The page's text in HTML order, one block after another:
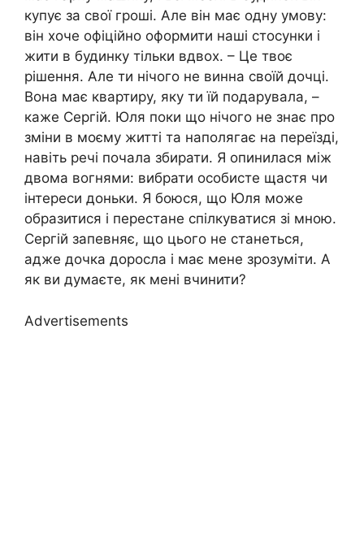
купує за свої гроші. Але він має одну умову:
він хоче офіційно оформити наші стосунки і
жити в будинку тільки вдвох. – Це твоє
рішення. Але ти нічого не винна своїй дочці.
Вона має квартиру, яку ти їй подарувала, –
каже Сергій. Юля поки що нічого не знає про
зміни в моєму житті та наполягає на переїзді,
навіть речі почала збирати. Я опинилася між
двома вогнями: вибрати особисте щастя чи
інтереси доньки. Я боюся, що Юля може
образитися і перестане спілкуватися зі мною.
Сергій запевняє, що цього не станеться,
адже дочка доросла і має мене зрозуміти. А
як ви думаєте, як мені вчинити?
Advertisements